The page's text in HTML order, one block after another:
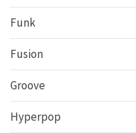
Funk
Fusion
Groove
Hyperpop